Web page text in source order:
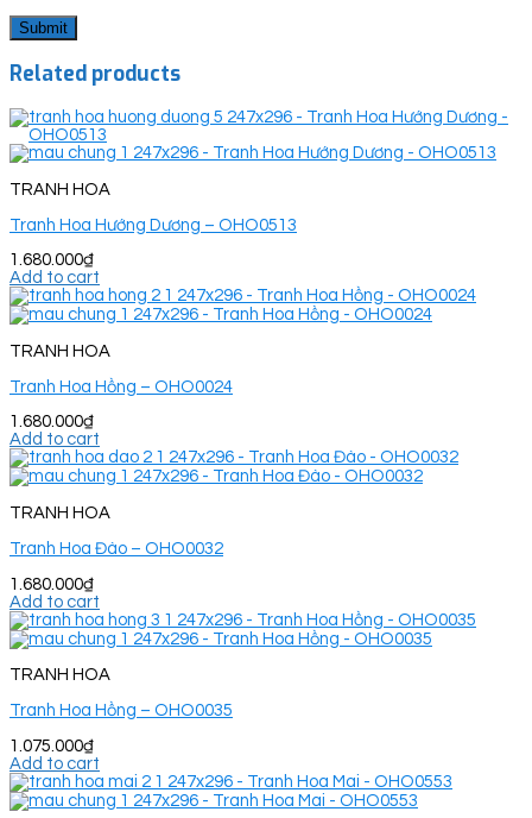
Related products
TRANH HOA
Tranh Hoa Hướng Dương – OHO0513
1.680.000₫
Add to cart
TRANH HOA
Tranh Hoa Hồng – OHO0024
1.680.000₫
Add to cart
TRANH HOA
Tranh Hoa Đào – OHO0032
1.680.000₫
Add to cart
TRANH HOA
Tranh Hoa Hồng – OHO0035
1.075.000₫
Add to cart